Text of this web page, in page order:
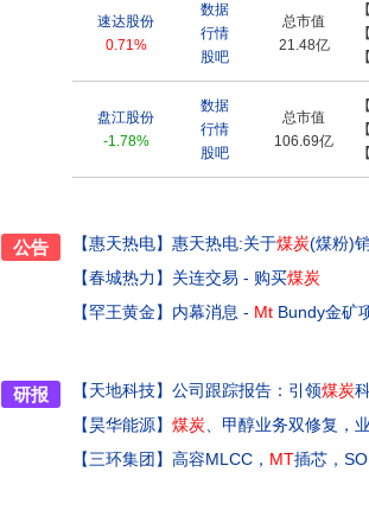
与华东、华南、华北及东北等众多电力、冶
兑现率一直处于行业领先水平,在客户中树立了良好的口碑。 展望未来,公司将陆续整合
在新疆地区的资源勘探、矿权获取与项目审
场地位;对本公司的综合运输网络及相关基础
速达股份
0.71%
数据
行情
股吧
总市值
21.48亿
盘江股份
-1.78%
数据
行情
股吧
总市值
106.69亿
公告 【惠天热电】 惠天热电:关于煤炭(煤粉)
【春城热力】 关连交易 - 购买煤炭
【罕王黄金】 内幕消息 - Mt Bundy金矿
研报 【天地科技】 公司跟踪报告：引领煤炭
【昊华能源】 煤炭 、甲醇业务双修复，
【三环集团】 高容MLCC， MT插芯，